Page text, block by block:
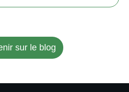
sur le blog